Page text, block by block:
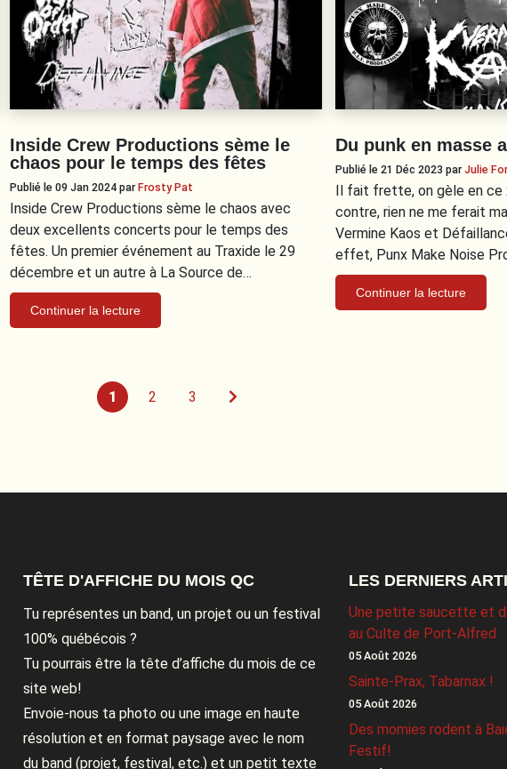
Inside Crew Productions sème le
chaos pour le temps des fêtes
Publié le 09 Jan 2024 parFrosty Pat
Inside Crew Productions sème le chaos avec
deux excellents concerts pour le temps des
fêtes. Un premier événement au Traxide le 29
décembre et un autre à La Source de…
Continuer la lecture
Du punk en masse
Publié le 21 Déc 2023parJulie
Il fait frette, on gèle en ce
contre, rien ne me ferait
Vermine Kaos et
effet, Punx Make Noise
Continuer la lecture
1 2 3
TÊTE D'AFFICHE DU MOIS QC
Tu représentes un band, un projet ou un festival
100% québécois ?
Tu pourrais être la tête d’affiche du mois de ce
site web!
Envoie-nous ta photo ou une image en haute
résolution et en format paysage avec le nom
du band (projet, festival, etc.) et un petit texte
LES DERNIERS
Une petite saucette et
au Culte de Port-Alfred
05 Août 2026
Sainte-Prax, Tabarnax !
05 Août 2026
Des momies rodent à
Festif!